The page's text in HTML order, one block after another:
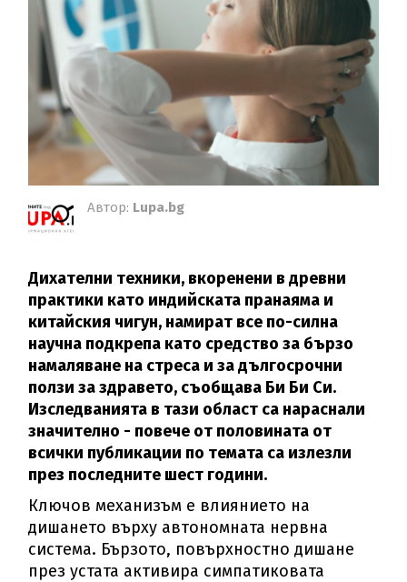
Автор: Lupa.bg
Дихателни техники, вкоренени в древни
практики като индийската пранаяма и
китайския чигун, намират все по-силна
научна подкрепа като средство за бързо
намаляване на стреса и за дългосрочни
ползи за здравето, съобщава Би Би Си.
Изследванията в тази област са нараснали
значително - повече от половината от
всички публикации по темата са излезли
през последните шест години.
Ключов механизъм е влиянието на
дишането върху автономната нервна
система. Бързото, повърхностно дишане
през устата активира симпатиковата